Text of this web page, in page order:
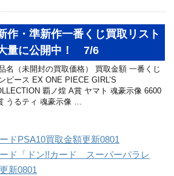
作・準新作一番くじ買取リスト
量に公開中！ 7/6
名（未開封の買取価格） 買取金額 一番くじ
ピース EX ONE PIECE GIRL’S
覇ノ煌 A賞 ヤマト 魂豪示像 6600
うるティ 魂豪示像 …
ドPSA10買取金額更新0801
ド「ドン!!カード スーパーパラレ
新0801